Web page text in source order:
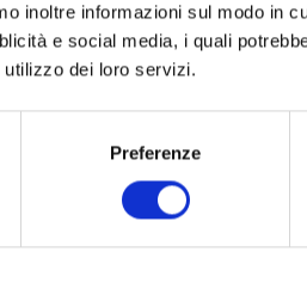
inoltre informazioni sul modo in
e social media, i quali
dei loro servizi.
Preferenze